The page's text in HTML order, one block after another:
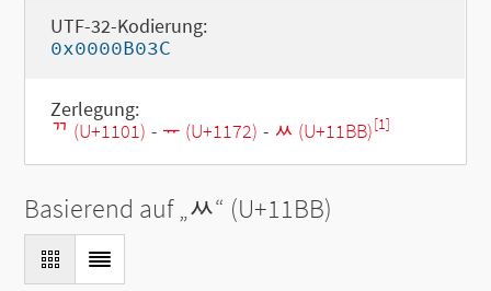
UTF-32-Kodierung:
0x0000B03C
Zerlegung:
ᄁ (U+1101) - ᅲ (U+1172) - ᆻ (U+11BB)[1]
Basierend auf „ᆻ“ (U+11BB)